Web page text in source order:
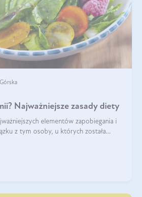
Najważniejsze zasady diety
elementów zapobiegania i
z tym osoby, u których została